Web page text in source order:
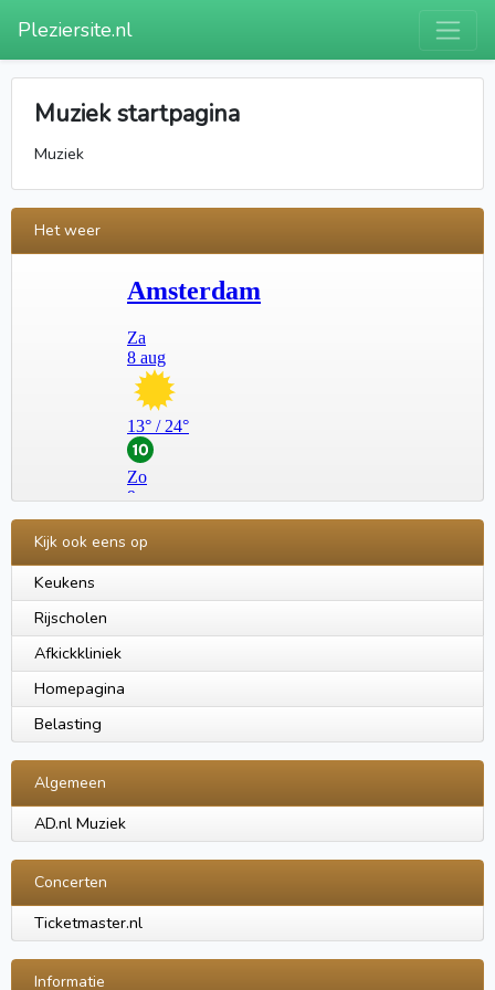
Pleziersite.nl
Muziek startpagina
Muziek
Het weer
Kijk ook eens op
Keukens
Rijscholen
Afkickkliniek
Homepagina
Belasting
Algemeen
AD.nl Muziek
Concerten
Ticketmaster.nl
Informatie